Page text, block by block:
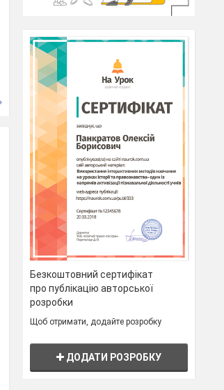
Безкоштовний сертифікат
про публікацію авторської
розробки
Щоб отримати, додайте розробку
ДОДАТИ РОЗРОБКУ